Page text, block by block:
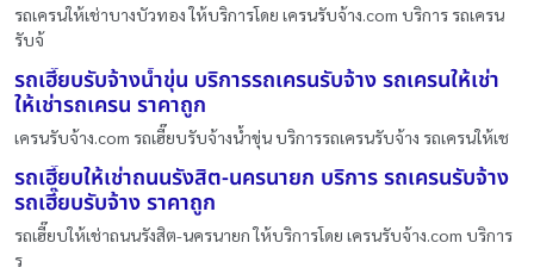
รถเครนให้เช่าบางบัวทอง ให้บริการโดย เครนรับจ้าง.com บริการ รถเครน
รับจ้
รถเฮี๊ยบรับจ้างน้ำขุ่น บริการรถเครนรับจ้าง รถเครนให้เช่า
ให้เช่ารถเครน ราคาถูก
เครนรับจ้าง.com รถเฮี๊ยบรับจ้างน้ำขุ่น บริการรถเครนรับจ้าง รถเครนให้เช
รถเฮี๊ยบให้เช่าถนนรังสิต-นครนายก บริการ รถเครนรับจ้าง
รถเฮี๊ยบรับจ้าง ราคาถูก
รถเฮี๊ยบให้เช่าถนนรังสิต-นครนายก ให้บริการโดย เครนรับจ้าง.com บริการ
ร